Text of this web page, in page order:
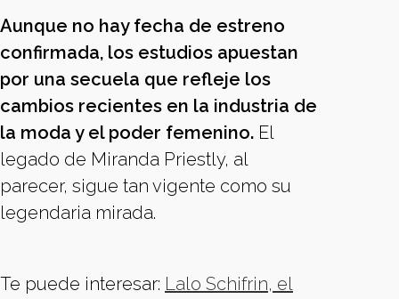
Aunque no hay fecha de estreno
confirmada, los estudios apuestan
por una secuela que refleje los
cambios recientes en la industria de
la moda y el poder femenino. El
legado de Miranda Priestly, al
parecer, sigue tan vigente como su
legendaria mirada.
Te puede interesar: Lalo Schifrin, el